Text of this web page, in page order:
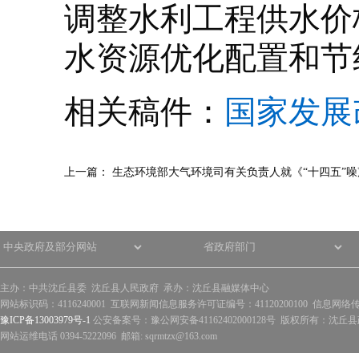
调整水利工程供水
水资源优化配置和
相关稿件： 国家发
上一篇： 生态环境部大气环境司有关负责人就《“十四五”
主办：中共沈丘县委 沈丘县人民政府 承办：沈丘县融媒体中心
网站标识码：4116240001 互联网新闻信息服务许可证编号：41120200100 信息网络
豫ICP备13003979号-1 公安备案号：豫公网安备41162402000128号 版权所有：沈丘
网站运维电话 0394-5222096 邮箱: sqrmtzx@163.com